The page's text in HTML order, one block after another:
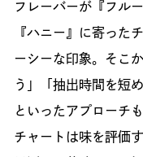
フレーバーが『フル
『ハニー』に寄った
ーシーな印象。そこ
う」「抽出時間を短
といったアプローチ
チャートは味を評価